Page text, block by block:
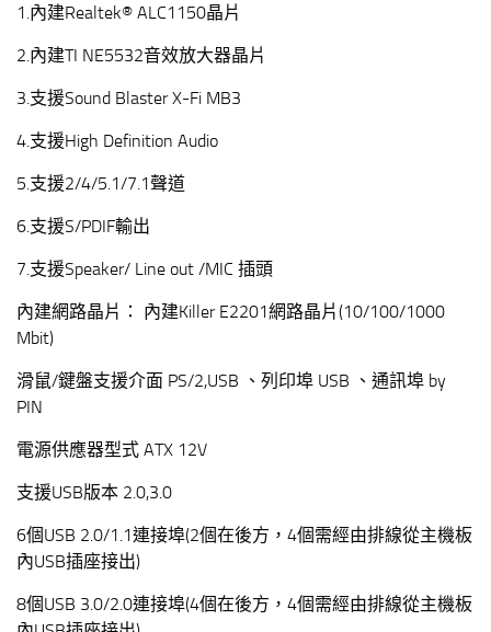
1.內建Realtek® ALC1150晶片
2.內建TI NE5532音效放大器晶片
3.支援Sound Blaster X-Fi MB3
4.支援High Definition Audio
5.支援2/4/5.1/7.1聲道
6.支援S/PDIF輸出
7.支援Speaker/ Line out /MIC 插頭
內建網路晶片： 內建Killer E2201網路晶片(10/100/1000
Mbit)
滑鼠/鍵盤支援介面 PS/2,USB 、列印埠 USB 、通訊埠 by
PIN
電源供應器型式 ATX 12V
支援USB版本 2.0,3.0
6個USB 2.0/1.1連接埠(2個在後方，4個需經由排線從主機板
內USB插座接出)
8個USB 3.0/2.0連接埠(4個在後方，4個需經由排線從主機板